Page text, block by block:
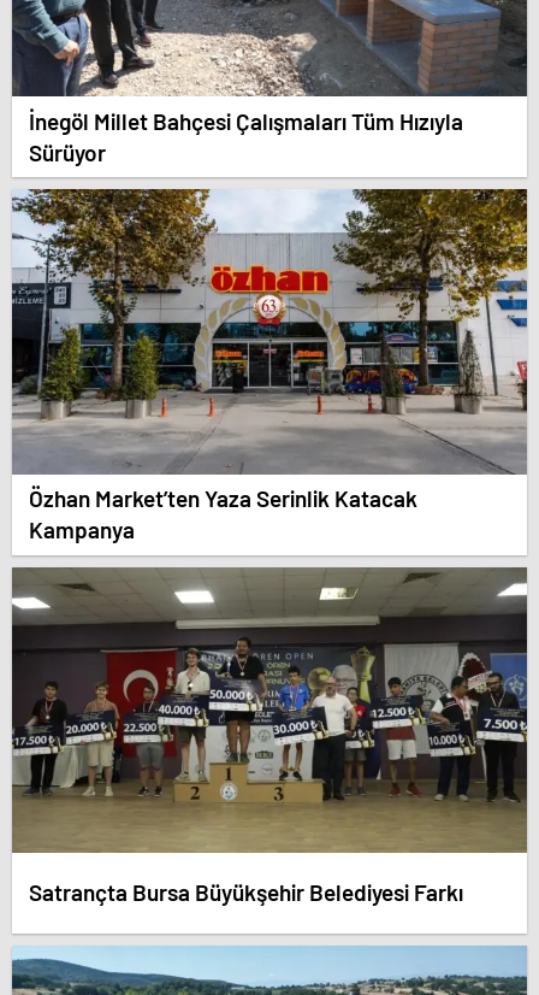
İnegöl Millet Bahçesi Çalışmaları Tüm Hızıyla
Sürüyor
Özhan Market’ten Yaza Serinlik Katacak
Kampanya
Satrançta Bursa Büyükşehir Belediyesi Farkı